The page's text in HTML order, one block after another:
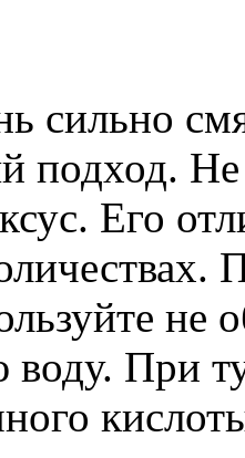
сильно
подход. Не
Его
воду. При